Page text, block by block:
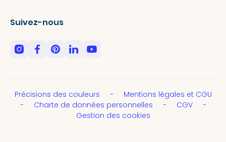
Suivez-nous
Précisions des couleurs
Mentions légales et CGU
Charte de données personnelles
CGV
Gestion des cookies